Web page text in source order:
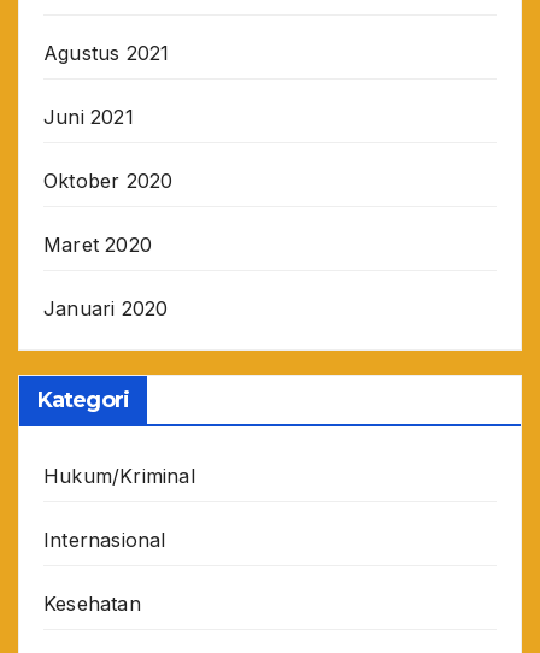
Agustus 2021
Juni 2021
Oktober 2020
Maret 2020
Januari 2020
Kategori
Hukum/Kriminal
Internasional
Kesehatan